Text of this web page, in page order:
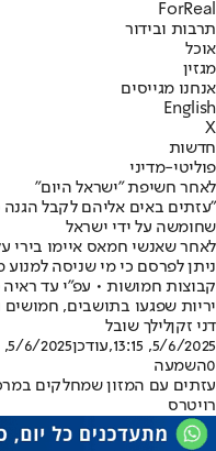
ForReal
תרבות ובידור
אוכל
מגזין
אנחנו מגייסים
English
X
חדשות
פוליטי-מדיני
לאחר חשיפת "ישראל היום"
"עזתים באים אליהם לקבל
שחומשה על ידי ישראל
לאחר שאנשי חמאס איימו
ניתן לפרסם כי מי שניסה
קבוצות חמושות • עפ"י עד ראיה
יריות שפגעו בתושבים,
דני זקןלילך שובל
5/6/2025, 13:15
,עודכן5/6/2025, 15:59
0השמעה
עזתים עם המזון שמחלקים
רויטרס